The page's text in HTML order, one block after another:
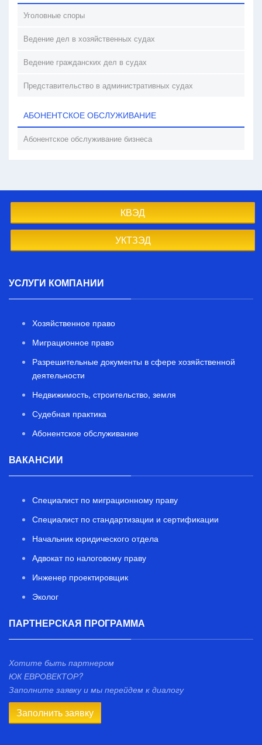
Уголовные споры
Ведение дел в хозяйственных судах
Ведение гражданских дел в судах
Представительство в административных судах
АБОНЕНТСКОЕ ОБСЛУЖИВАНИЕ
Абонентское обслуживание бизнеса
КВЭД
УКТЗЭД
УСЛУГИ КОМПАНИИ
Хозяйственное право
Миграционное право
Разрешительные документы в сфере хозяйственной
деятельности
Недвижимость, строительство, земля
Судебная практика
Абонентское обслуживание
ВАКАНСИИ
Специалист по миграционному праву
Специалист по стандартизации и сертификации
Начальник юридического отдела
Адвокат по налоговому праву
Инженер проектировщик
Эколог
ПАРТНЕРСКАЯ ПРОГРАММА
Хотите быть партнером
ЮК ЕВРОВЕКТОР?
Заполните заявку и мы перейдем к диалогу
Заполнить заявку